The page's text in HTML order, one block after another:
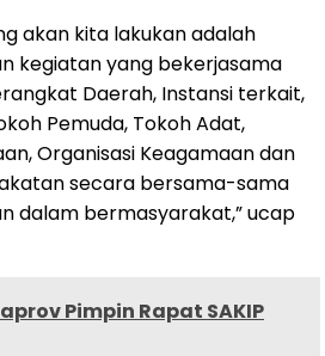
akan kita lakukan adalah
kegiatan yang bekerjasama
Daerah, Instansi terkait,
Pemuda, Tokoh Adat,
Organisasi Keagamaan dan
secara bersama-sama
dalam bermasyarakat,” ucap
Pimpin Rapat SAKIP